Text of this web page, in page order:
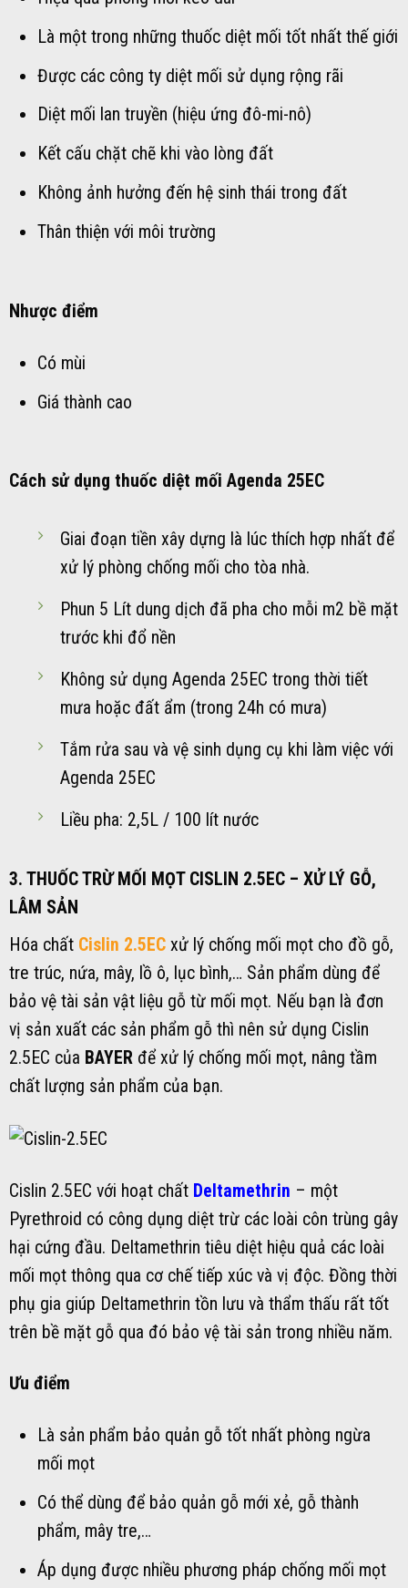
Là một trong những thuốc diệt mối tốt nhất thế giới
Được các công ty diệt mối sử dụng rộng rãi
Diệt mối lan truyền (hiệu ứng đô-mi-nô)
Kết cấu chặt chẽ khi vào lòng đất
Không ảnh hưởng đến hệ sinh thái trong đất
Thân thiện với môi trường
Nhược điểm
Có mùi
Giá thành cao
Cách sử dụng thuốc diệt mối Agenda 25EC
Giai đoạn tiền xây dựng là lúc thích hợp nhất để
xử lý phòng chống mối cho tòa nhà.
Phun 5 Lít dung dịch đã pha cho mỗi m2 bề mặt
trước khi đổ nền
Không sử dụng Agenda 25EC trong thời tiết
mưa hoặc đất ẩm (trong 24h có mưa)
Tắm rửa sau và vệ sinh dụng cụ khi làm việc với
Agenda 25EC
Liều pha: 2,5L / 100 lít nước
3. THUỐC TRỪ MỐI MỌT CISLIN 2.5EC – XỬ LÝ GỖ,
LÂM SẢN
Hóa chất Cislin 2.5EC xử lý chống mối mọt cho đồ gỗ,
tre trúc, nứa, mây, lồ ô, lục bình,… Sản phẩm dùng để
bảo vệ tài sản vật liệu gỗ từ mối mọt. Nếu bạn là đơn
vị sản xuất các sản phẩm gỗ thì nên sử dụng Cislin
2.5EC của BAYER để xử lý chống mối mọt, nâng tầm
chất lượng sản phẩm của bạn.
Cislin 2.5EC với hoạt chất Deltamethrin – một
Pyrethroid có công dụng diệt trừ các loài côn trùng gây
hại cứng đầu. Deltamethrin tiêu diệt hiệu quả các loài
mối mọt thông qua cơ chế tiếp xúc và vị độc. Đồng thời
phụ gia giúp Deltamethrin tồn lưu và thẩm thấu rất tốt
trên bề mặt gỗ qua đó bảo vệ tài sản trong nhiều năm.
Ưu điểm
Là sản phẩm bảo quản gỗ tốt nhất phòng ngừa
mối mọt
Có thể dùng để bảo quản gỗ mới xẻ, gỗ thành
phẩm, mây tre,…
Áp dụng được nhiều phương pháp chống mối mọt